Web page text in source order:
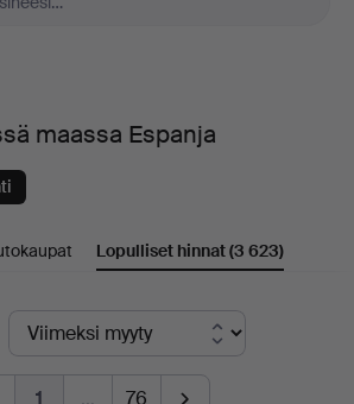
maassa Espanja
Lopulliset hinnat(3 623)
1 … 76